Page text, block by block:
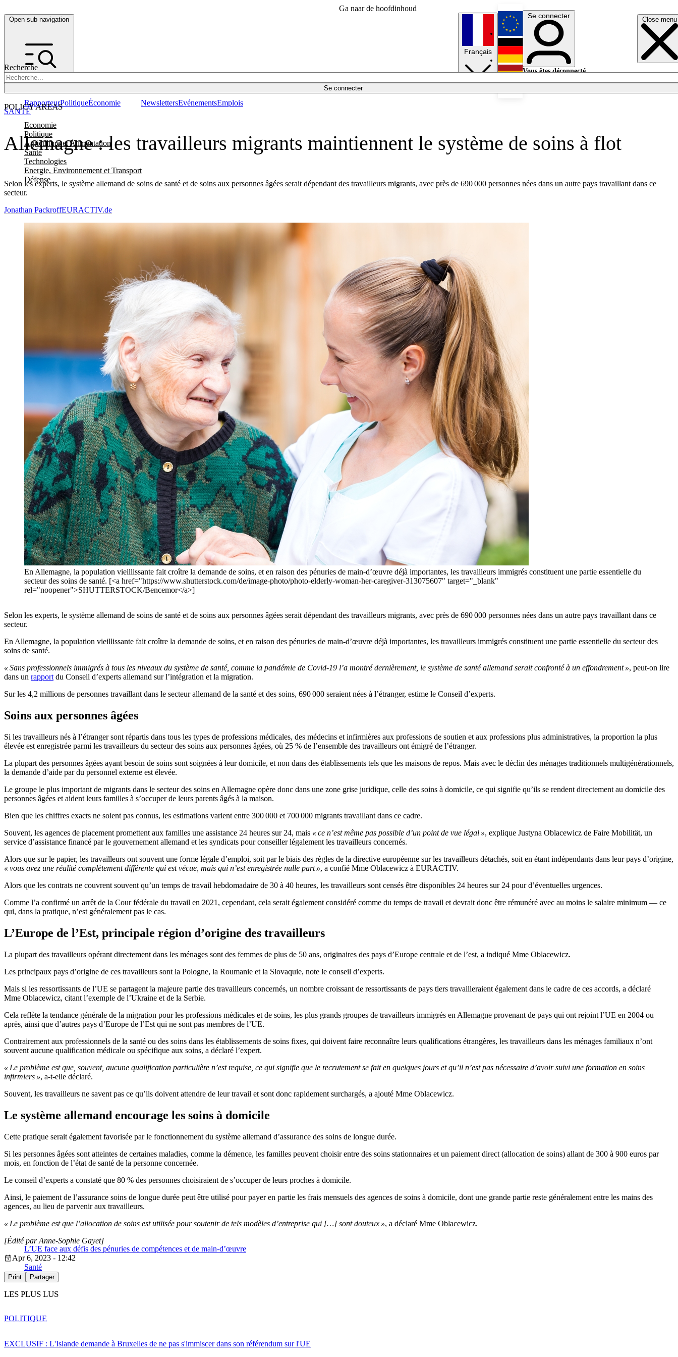
Ga naar de hoofdinhoud
Open sub navigation Close menu
Recherche
Se connecter
POLICY AREAS
Economie
Politique
Agriculture et Alimentation
Santé
Technologies
Energie, Environnement et Transport
Défense
RapporteurPolitiqueÉconomie NewslettersEvénementsEmplois
Français
English
Deutsch
Se connecter
Vous êtes déconnecté.
Allemagne : les travailleurs migrants maintiennent le système de soins à flot
Selon les experts, le système allemand de soins de santé et de soins aux personnes âgées serait dépendant des travailleurs migrants, avec près de 690 000 personnes nées dans un autre pays travaillant dans ce
secteur.
SANTÉ
Jonathan PackroffEURACTIV.de
En Allemagne, la population vieillissante fait croître la demande de soins, et en raison des pénuries de main-d’œuvre déjà importantes, les travailleurs immigrés constituent une partie essentielle du
secteur des soins de santé. [<a href="https://www.shutterstock.com/de/image-photo/photo-elderly-woman-her-caregiver-313075607" target="_blank"
rel="noopener">SHUTTERSTOCK/Bencemor</a>]
Selon les experts, le système allemand de soins de santé et de soins aux personnes âgées serait dépendant des travailleurs migrants, avec près de 690 000 personnes nées dans un autre pays travaillant dans ce
secteur.
En Allemagne, la population vieillissante fait croître la demande de soins, et en raison des pénuries de main-d’œuvre déjà importantes, les travailleurs immigrés constituent une partie essentielle du secteur des
soins de santé.
« Sans professionnels immigrés à tous les niveaux du système de santé, comme la pandémie de Covid-19 l’a montré dernièrement, le système de santé allemand serait confronté à un effondrement », peut-on lire
dans un rapport du Conseil d’experts allemand sur l’intégration et la migration.
Sur les 4,2 millions de personnes travaillant dans le secteur allemand de la santé et des soins, 690 000 seraient nées à l’étranger, estime le Conseil d’experts.
Soins aux personnes âgées
Si les travailleurs nés à l’étranger sont répartis dans tous les types de professions médicales, des médecins et infirmières aux professions de soutien et aux professions plus administratives, la proportion la plus
élevée est enregistrée parmi les travailleurs du secteur des soins aux personnes âgées, où 25 % de l’ensemble des travailleurs ont émigré de l’étranger.
La plupart des personnes âgées ayant besoin de soins sont soignées à leur domicile, et non dans des établissements tels que les maisons de repos. Mais avec le déclin des ménages traditionnels multigénérationnels,
la demande d’aide par du personnel externe est élevée.
Le groupe le plus important de migrants dans le secteur des soins en Allemagne opère donc dans une zone grise juridique, celle des soins à domicile, ce qui signifie qu’ils se rendent directement au domicile des
personnes âgées et aident leurs familles à s’occuper de leurs parents âgés à la maison.
Bien que les chiffres exacts ne soient pas connus, les estimations varient entre 300 000 et 700 000 migrants travaillant dans ce cadre.
Souvent, les agences de placement promettent aux familles une assistance 24 heures sur 24, mais « ce n’est même pas possible d’un point de vue légal », explique Justyna Oblacewicz de Faire Mobilität, un
service d’assistance financé par le gouvernement allemand et les syndicats pour conseiller légalement les travailleurs concernés.
Alors que sur le papier, les travailleurs ont souvent une forme légale d’emploi, soit par le biais des règles de la directive européenne sur les travailleurs détachés, soit en étant indépendants dans leur pays d’origine,
« vous avez une réalité complètement différente qui est vécue, mais qui n’est enregistrée nulle part », a confié Mme Oblacewicz à EURACTIV.
Alors que les contrats ne couvrent souvent qu’un temps de travail hebdomadaire de 30 à 40 heures, les travailleurs sont censés être disponibles 24 heures sur 24 pour d’éventuelles urgences.
Comme l’a confirmé un arrêt de la Cour fédérale du travail en 2021, cependant, cela serait également considéré comme du temps de travail et devrait donc être rémunéré avec au moins le salaire minimum — ce
qui, dans la pratique, n’est généralement pas le cas.
L’Europe de l’Est, principale région d’origine des travailleurs
La plupart des travailleurs opérant directement dans les ménages sont des femmes de plus de 50 ans, originaires des pays d’Europe centrale et de l’est, a indiqué Mme Oblacewicz.
Les principaux pays d’origine de ces travailleurs sont la Pologne, la Roumanie et la Slovaquie, note le conseil d’experts.
Mais si les ressortissants de l’UE se partagent la majeure partie des travailleurs concernés, un nombre croissant de ressortissants de pays tiers travailleraient également dans le cadre de ces accords, a déclaré
Mme Oblacewicz, citant l’exemple de l’Ukraine et de la Serbie.
Cela reflète la tendance générale de la migration pour les professions médicales et de soins, les plus grands groupes de travailleurs immigrés en Allemagne provenant de pays qui ont rejoint l’UE en 2004 ou
après, ainsi que d’autres pays d’Europe de l’Est qui ne sont pas membres de l’UE.
Contrairement aux professionnels de la santé ou des soins dans les établissements de soins fixes, qui doivent faire reconnaître leurs qualifications étrangères, les travailleurs dans les ménages familiaux n’ont
souvent aucune qualification médicale ou spécifique aux soins, a déclaré l’expert.
« Le problème est que, souvent, aucune qualification particulière n’est requise, ce qui signifie que le recrutement se fait en quelques jours et qu’il n’est pas nécessaire d’avoir suivi une formation en soins
infirmiers », a-t-elle déclaré.
Souvent, les travailleurs ne savent pas ce qu’ils doivent attendre de leur travail et sont donc rapidement surchargés, a ajouté Mme Oblacewicz.
Le système allemand encourage les soins à domicile
Cette pratique serait également favorisée par le fonctionnement du système allemand d’assurance des soins de longue durée.
Si les personnes âgées sont atteintes de certaines maladies, comme la démence, les familles peuvent choisir entre des soins stationnaires et un paiement direct (allocation de soins) allant de 300 à 900 euros par
mois, en fonction de l’état de santé de la personne concernée.
Le conseil d’experts a constaté que 80 % des personnes choisiraient de s’occuper de leurs proches à domicile.
Ainsi, le paiement de l’assurance soins de longue durée peut être utilisé pour payer en partie les frais mensuels des agences de soins à domicile, dont une grande partie reste généralement entre les mains des
agences, au lieu de parvenir aux travailleurs.
« Le problème est que l’allocation de soins est utilisée pour soutenir de tels modèles d’entreprise qui […] sont douteux », a déclaré Mme Oblacewicz.
L’UE face aux défis des pénuries de compétences et de main-d’œuvre
[Édité par Anne-Sophie Gayet]
Apr 6, 2023 - 12:42
Santé
Print Partager
LES PLUS LUS
EXCLUSIF : L'Islande demande à Bruxelles de ne pas s'immiscer dans son référendum sur l'UE
POLITIQUE